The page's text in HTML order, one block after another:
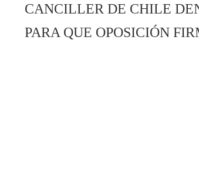
CANCILLER DE CHILE
PARA QUE OPOSICIÓN